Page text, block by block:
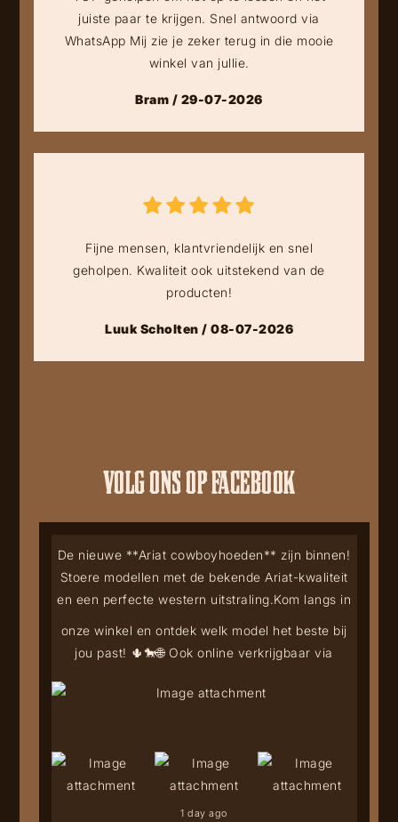
juiste paar te krijgen. Snel antwoord via
WhatsApp Mij zie je zeker terug in die mooie
winkel van jullie.
Bram / 29-07-2026
Fijne mensen, klantvriendelijk en snel
geholpen. Kwaliteit ook uitstekend van de
producten!
Luuk Scholten / 08-07-2026
VOLG ONS OP FACEBOOK
De nieuwe **Ariat cowboyhoeden** zijn binnen!
Stoere modellen met de bekende Ariat-kwaliteit
en een perfecte western uitstraling.Kom langs in
onze winkel en ontdek welk model het beste bij
jou past! 🌵🐎🌐 Ook online verkrijgbaar via
1 day ago